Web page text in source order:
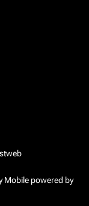
Mobile powered by